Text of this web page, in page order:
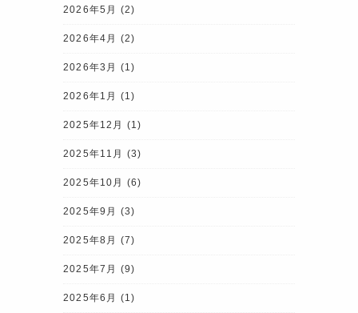
2026年5月 (2)
2026年4月 (2)
2026年3月 (1)
2026年1月 (1)
2025年12月 (1)
2025年11月 (3)
2025年10月 (6)
2025年9月 (3)
2025年8月 (7)
2025年7月 (9)
2025年6月 (1)